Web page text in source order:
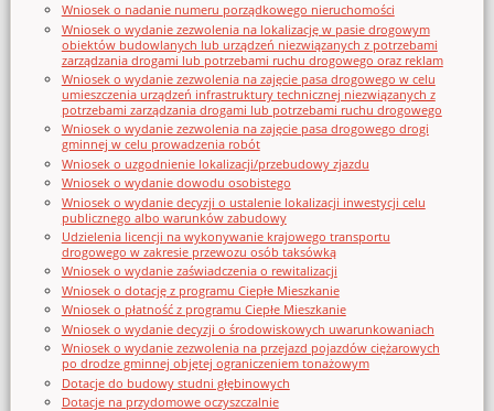
Wniosek o nadanie numeru porządkowego nieruchomości
Wniosek o wydanie zezwolenia na lokalizację w pasie drogowym
obiektów budowlanych lub urządzeń niezwiązanych z potrzebami
zarządzania drogami lub potrzebami ruchu drogowego oraz reklam
Wniosek o wydanie zezwolenia na zajęcie pasa drogowego w celu
umieszczenia urządzeń infrastruktury technicznej niezwiązanych z
potrzebami zarządzania drogami lub potrzebami ruchu drogowego
Wniosek o wydanie zezwolenia na zajęcie pasa drogowego drogi
gminnej w celu prowadzenia robót
Wniosek o uzgodnienie lokalizacji/przebudowy zjazdu
Wniosek o wydanie dowodu osobistego
Wniosek o wydanie decyzji o ustalenie lokalizacji inwestycji celu
publicznego albo warunków zabudowy
Udzielenia licencji na wykonywanie krajowego transportu
drogowego w zakresie przewozu osób taksówką
Wniosek o wydanie zaświadczenia o rewitalizacji
Wniosek o dotację z programu Ciepłe Mieszkanie
Wniosek o płatność z programu Ciepłe Mieszkanie
Wniosek o wydanie decyzji o środowiskowych uwarunkowaniach
Wniosek o wydanie zezwolenia na przejazd pojazdów ciężarowych
po drodze gminnej objętej ograniczeniem tonażowym
Dotacje do budowy studni głębinowych
Dotacje na przydomowe oczyszczalnie